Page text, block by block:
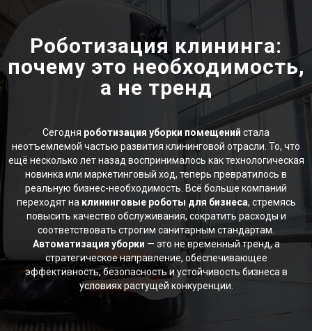
Роботизация клининга:
почему это необходимость,
а не тренд
Сегодня роботизация уборки помещений стала
неотъемлемой частью развития клининговой отрасли. То, что
ещё несколько лет назад воспринималось как технологическая
новинка или маркетинговый ход, теперь превратилось в
реальную бизнес-необходимость. Всё больше компаний
переходят на клининговые роботы для бизнеса, стремясь
повысить качество обслуживания, сократить расходы и
соответствовать строгим санитарным стандартам.
Автоматизация уборки — это не временный тренд, а
стратегическое направление, обеспечивающее
эффективность, безопасность и устойчивость бизнеса в
условиях растущей конкуренции.